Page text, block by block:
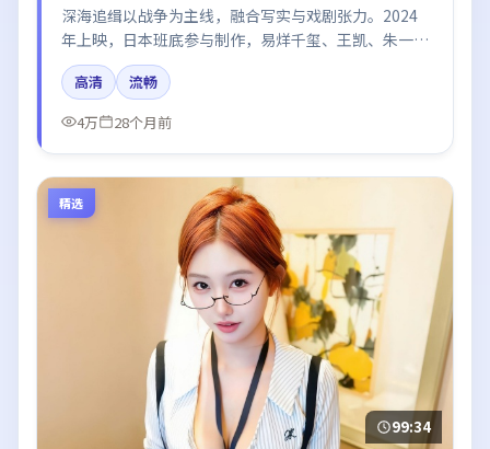
深海追缉以战争为主线，融合写实与戏剧张力。2024
年上映，日本班底参与制作，易烊千玺、王凯、朱一龙
在片中呈现细腻表演，影像风格统一，配乐与剪辑强化
了情绪曲线。
高清
流畅
4万
28个月前
精选
99:34